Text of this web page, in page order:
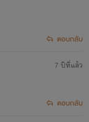
คุยบนเตียงนอน
ตอบกลับ
7 ปีที่แล้ว
ตอบกลับ